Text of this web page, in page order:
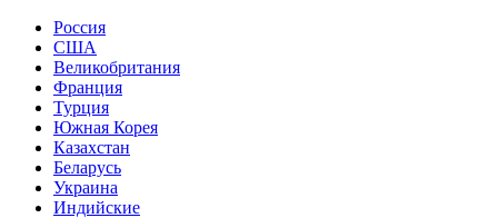
Россия
США
Великобритания
Франция
Турция
Южная Корея
Казахстан
Беларусь
Украина
Индийские